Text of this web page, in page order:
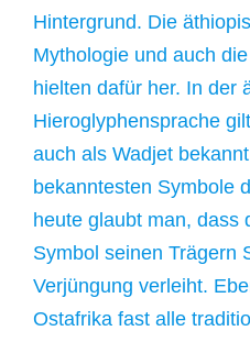
Hintergrund. Die
Mythologie und auch
hielten dafür her. In der
Hieroglyphensprache
auch als Wadjet
bekanntesten Symbole
heute glaubt man, dass
Symbol seinen Trägern
Verjüngung verleiht.
Ostafrika fast alle